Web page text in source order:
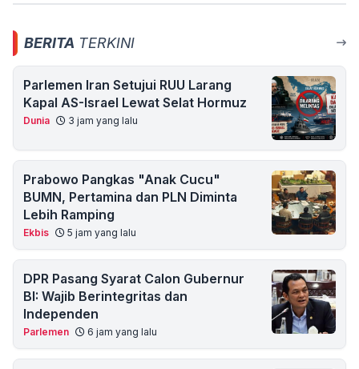
BERITA TERKINI
Parlemen Iran Setujui RUU Larang
Kapal AS-Israel Lewat Selat Hormuz
Dunia 3 jam yang lalu
Prabowo Pangkas "Anak Cucu"
BUMN, Pertamina dan PLN Diminta
Lebih Ramping
Ekbis 5 jam yang lalu
DPR Pasang Syarat Calon Gubernur
BI: Wajib Berintegritas dan
Independen
Parlemen 6 jam yang lalu